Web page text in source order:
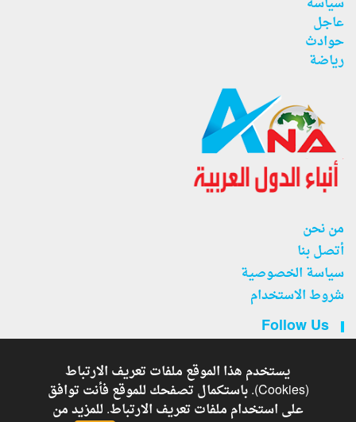
عاجل
حوادث
رياضة
من نحن
أتصل بنا
سياسة الخصوصية
شروط الاستخدام
Follow Us
Copyright © 2026 جريدة أنباء الدول العربية . - Developed By
يستخدم هذا الموقع ملفات تعريف الارتباط
(Cookies). باستكمال تصفحك للموقع فأنت توافق
على استخدام ملفات تعريف الارتباط. للمزيد من